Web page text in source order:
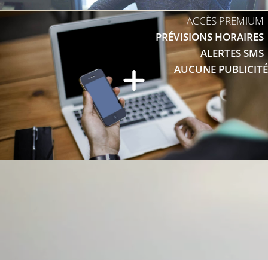
ACCÈS PREMIUM
PRÉVISIONS HORAIRES
ALERTES SMS
AUCUNE PUBLICITÉ